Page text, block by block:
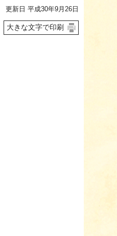
更新日 平成30年9月26日
大きな文字で印刷